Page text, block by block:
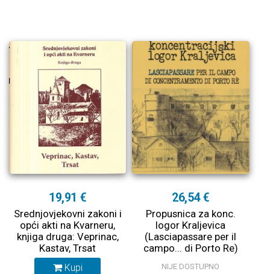
19,91 €
Srednjovjekovni zakoni i
opći akti na Kvarneru,
knjiga druga: Veprinac,
Kastav, Trsat
Kupi
26,54 €
Propusnica za konc.
logor Kraljevica
(Lasciapassare per il
campo... di Porto Re)
NIJE DOSTUPNO